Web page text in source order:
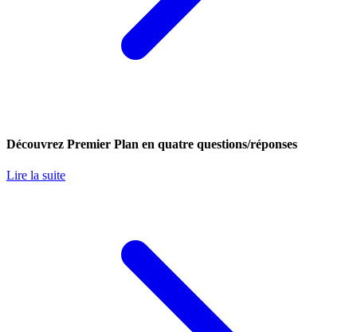
Découvrez Premier Plan en quatre questions/réponses
Lire la suite